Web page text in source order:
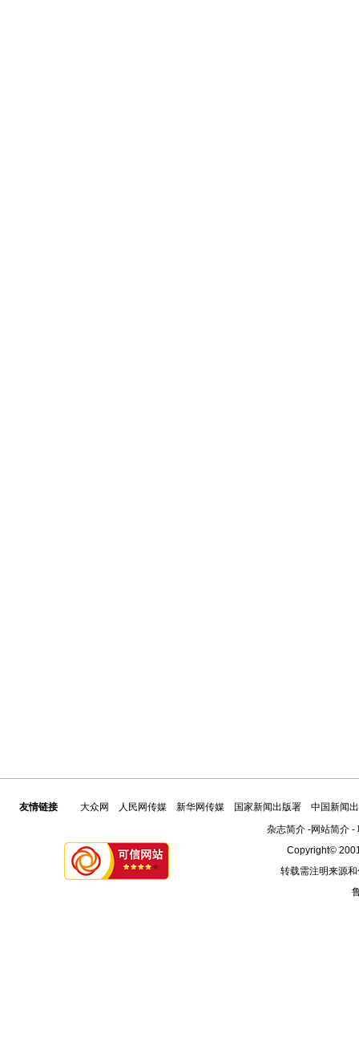
友情链接 大众网 人民网传媒 新华网传媒 国家新闻出版署
中国新闻
杂志简介-网站简介-
Copyright©
转载需注明来源